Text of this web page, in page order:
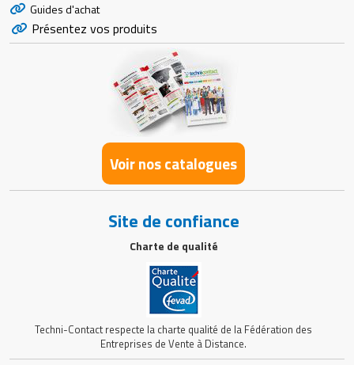
Guides d'achat
Présentez vos produits
Voir nos catalogues
Site de confiance
Charte de qualité
Techni-Contact respecte la charte qualité de la Fédération des
Entreprises de Vente à Distance.